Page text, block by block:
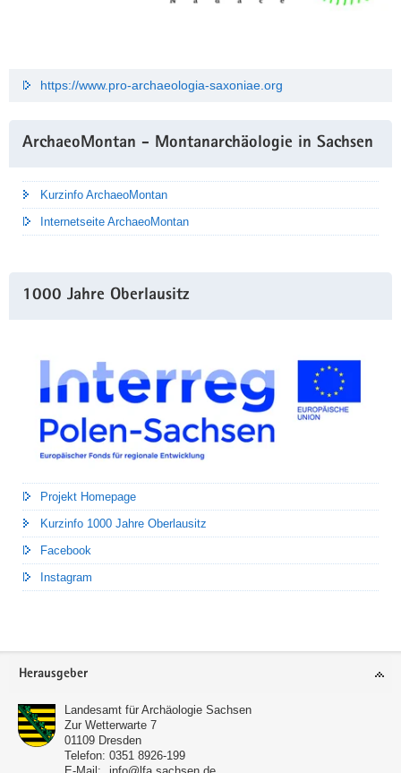
https://www.pro-archaeologia-saxoniae.org
ArchaeoMontan - Montanarchäologie in Sachsen
Kurzinfo ArchaeoMontan
Internetseite ArchaeoMontan
1000 Jahre Oberlausitz
Projekt Homepage
Kurzinfo 1000 Jahre Oberlausitz
Facebook
Instagram
Footer-
Herausgeber
Landesamt für Archäologie Sachsen
Zur Wetterwarte 7
01109 Dresden
Telefon: 0351 8926-199